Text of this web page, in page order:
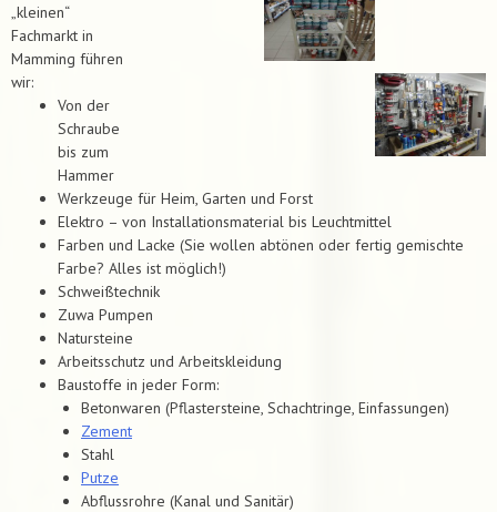
„kleinen“
Fachmarkt in
Mamming führen
wir:
Von der
Schraube
bis zum
Hammer
Werkzeuge für Heim, Garten und Forst
Elektro – von Installationsmaterial bis Leuchtmittel
Farben und Lacke (Sie wollen abtönen oder fertig gemischte
Farbe? Alles ist möglich!)
Schweißtechnik
Zuwa Pumpen
Natursteine
Arbeitsschutz und Arbeitskleidung
Baustoffe in jeder Form:
Betonwaren (Pflastersteine, Schachtringe, Einfassungen)
Zement
Stahl
Putze
Abflussrohre (Kanal und Sanitär)